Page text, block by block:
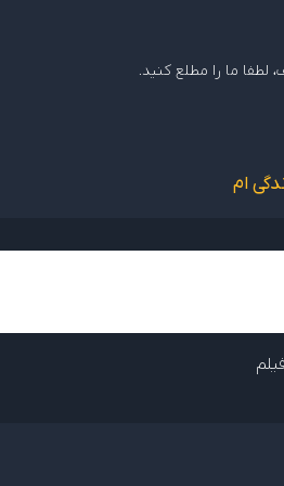
ما را مطلع کنید.
ام